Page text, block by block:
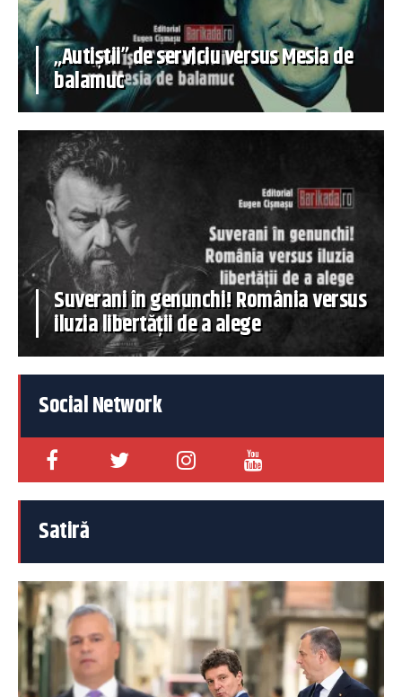
„Autiștii” de serviciu versus Mesia de
balamuc
Suverani în genunchi! România versus
iluzia libertății de a alege
Social Network
Satiră